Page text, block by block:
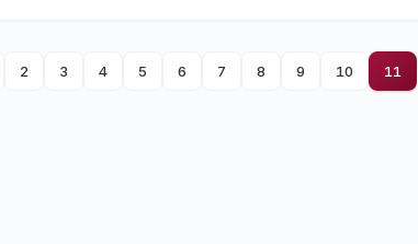
2 3 4 5 6 7 8 9 10 11